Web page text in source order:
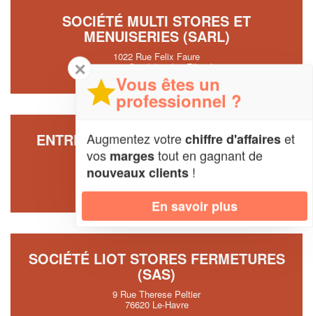
SOCIÉTÉ MULTI STORES ET
MENUISERIES (SARL)
1022 Rue Felix Faure
76320 Caudebec-les-Elbeuf
ENTREPRISE FERMETURES ECLAIR
NORMANDIE (SARL)
822 Chemin Du Long Perrier
SOCIÉTÉ LIOT STORES FERMETURES
(SAS)
9 Rue Therese Peltier
76620 Le-Havre
✕
Vous êtes un
professionnel ?
Augmentez votrechiffre d'affaireset
vos margestout en gagnant de
nouveaux clients !
En savoir plus